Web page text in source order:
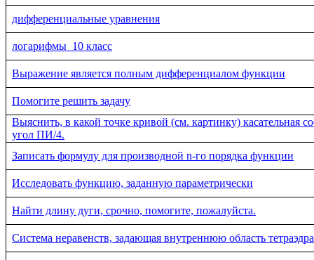
дифференциальные уравнения
логарифмы_10 класс
Выражение является полным дифференциалом функции
Помогите решить задачу
Выяснить, в какой точке кривой (см. картинку) касательная
угол ПИ/4.
Записать формулу для производной n-го порядка функции
Исследовать функцию, заданную параметрически
Найти длину дуги, срочно, помогите, пожалуйста.
Система неравенств, задающая внутреннюю область